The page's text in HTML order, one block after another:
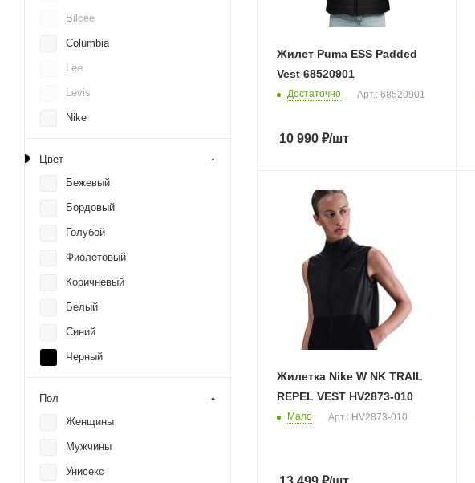
Жилет Puma ESS Padded
Vest 68520901
Достаточно Арт.: 68520901
10 990 ₽/шт
Жилетка Nike W NK TRAIL
REPEL VEST HV2873-010
Мало Арт.: HV2873-010
Bilcee
Columbia
Lee
Levis
Nike
S.Oliver
The North Face
Цвет
Бежевый
Бордовый
Голубой
Фиолетовый
Коричневый
Белый
Синий
Черный
Зеленый
Оранжевый
Пол
Женщины
Мужчины
Унисекс